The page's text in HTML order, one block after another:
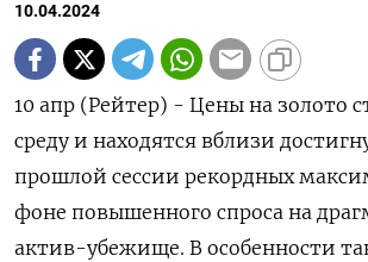
10.04.2024
10 апр (Рейтер) - Цены на золото
среду и находятся вблизи
прошлой сессии рекордных
фоне повышенного спроса на
актив-убежище. В особенности